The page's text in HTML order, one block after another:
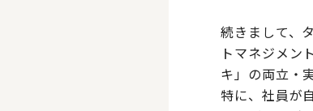
続きまして、
トマネジメン
キ」の両立・
特に、社員が